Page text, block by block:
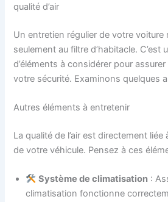
qualité d’air
Un entretien régulier de votre voiture
seulement au filtre d’habitacle. C’est
d’éléments à considérer pour
votre sécurité. Examinons quelques
Autres éléments à entretenir
La qualité de l’air est directement liée
de votre véhicule. Pensez à ces
Système de climatisation :
climatisation fonctionne